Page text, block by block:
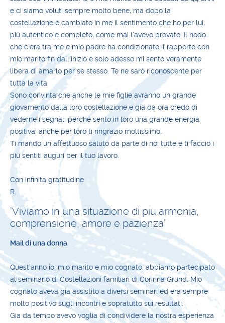
e ci siamo voluti sempre molto bene, ma dopo la
costellazione è cambiato in me il sentimento che ho per lui,
più autentico e completo, come mai l'avevo provato. Il nodo
che c'era tra me e mio padre ha condizionato il rapporto con
mio marito fin dall'inizio e solo adesso mi sento veramente
libera di amarlo per se stesso. Te ne sarò riconoscente per
tutta la vita.
Sono convinta che anche le mie figlie avranno un grande
giovamento dalla loro costellazione e già da ora credo di
vederne i segnali perchè sento in loro una grande energia
positiva: anche per loro ti ringrazio moltissimo.
Ti mando un affettuoso saluto da parte di noi tutte e ti faccio i
più sentiti auguri per il tuo lavoro.
Con infinita gratitudine
R.
’Viviamo in una situazione di piu armonia,
comprensione, amore e pazienza’
Mail di una donna
Quest’anno io, mio marito e mio cognato, abbiamo partecipato
al seminario di Costellazioni familiari di Corinna Grund. Mio
cognato aveva gia assistito a diversi seminari ed era sempre
molto positivo sugli incontri e sopratutto sui resultati.
Gia da tempo avevo voglia di condividere la nostra esperienza